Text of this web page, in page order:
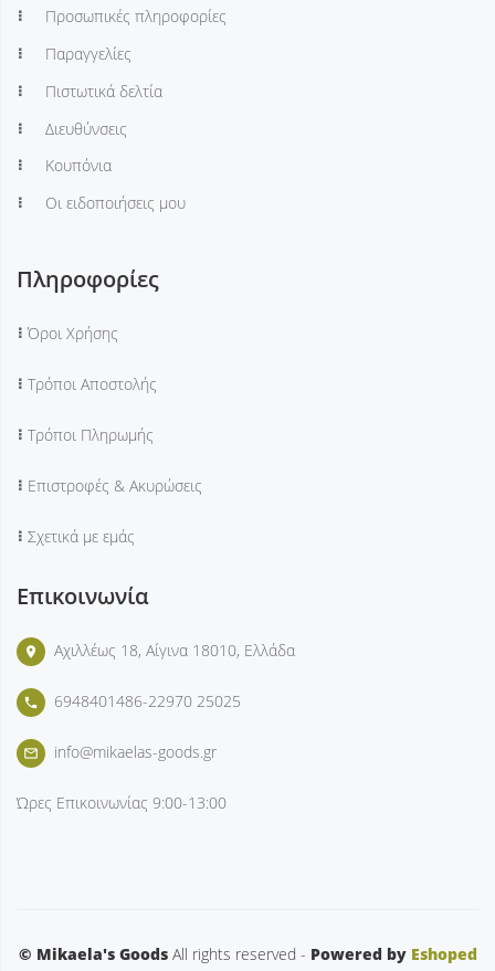
Προσωπικές πληροφορίες
Παραγγελίες
Πιστωτικά δελτία
Διευθύνσεις
Κουπόνια
Οι ειδοποιήσεις μου
Πληροφορίες
Όροι Χρήσης
Τρόποι Αποστολής
Τρόποι Πληρωμής
Επιστροφές & Ακυρώσεις
Σχετικά με εμάς
Επικοινωνία
place Αχιλλέως 18, Αίγινα 18010, Ελλάδα
phone 6948401486-22970 25025
mail_outline info@mikaelas-goods.gr
Ώρες Επικοινωνίας 9:00-13:00
© Mikaela's GoodsAll rights reserved - Powered by Eshoped